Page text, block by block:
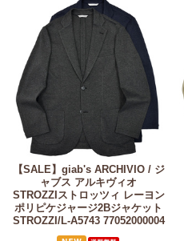
【SALE】 giab's ARCHIVIO / ジ
ャブス アルキヴィオ
STROZZIストロッツィ レーヨン
ポリピケジャージ2Bジャケット
STROZZI/L-A5743 77052000004